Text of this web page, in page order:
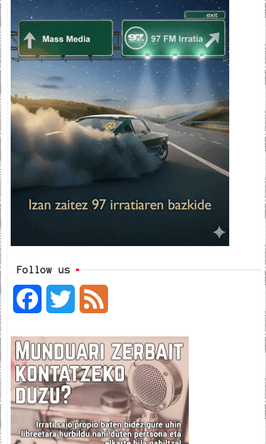
Follow us
c
e
b
o
i
t
t
e
e
d